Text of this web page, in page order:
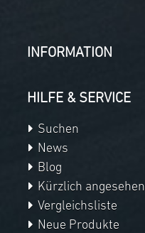
INFORMATION
HILFE & SERVICE
Suchen
News
Blog
Kürzlich angesehen
Vergleichsliste
Neue Produkte